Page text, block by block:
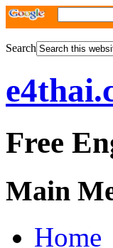
Search
Free
Main
Home